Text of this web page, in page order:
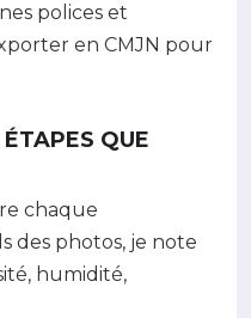
polices et
en CMJN pour
QUE
chaque
des photos, je note
humidité,